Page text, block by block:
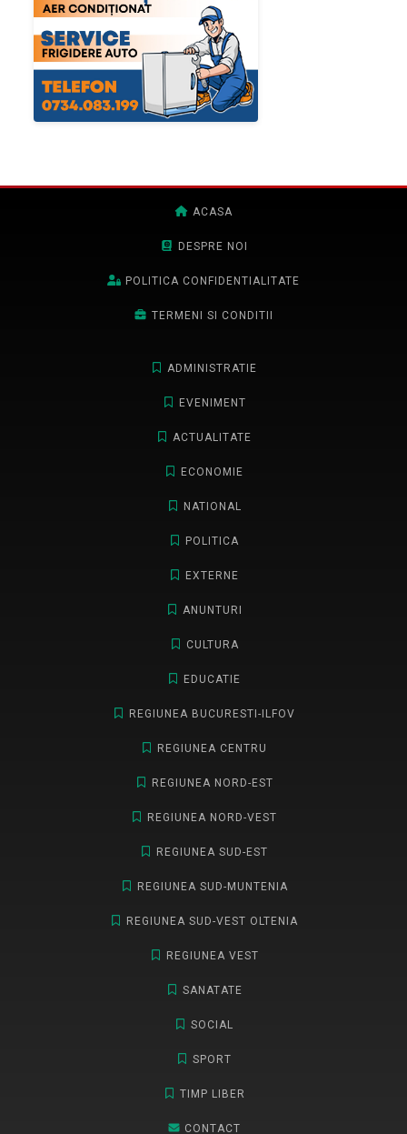
ACASA
DESPRE NOI
POLITICA CONFIDENTIALITATE
TERMENI SI CONDITII
ADMINISTRATIE
EVENIMENT
ACTUALITATE
ECONOMIE
NATIONAL
POLITICA
EXTERNE
ANUNTURI
CULTURA
EDUCATIE
REGIUNEA BUCURESTI-ILFOV
REGIUNEA CENTRU
REGIUNEA NORD-EST
REGIUNEA NORD-VEST
REGIUNEA SUD-EST
REGIUNEA SUD-MUNTENIA
REGIUNEA SUD-VEST OLTENIA
REGIUNEA VEST
SANATATE
SOCIAL
SPORT
TIMP LIBER
CONTACT